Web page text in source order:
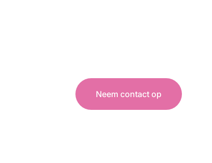
Neem contact op